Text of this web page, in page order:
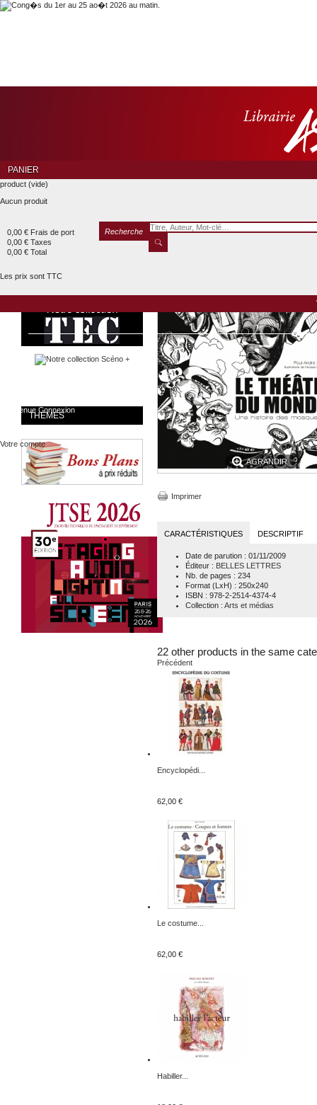
Recherche
PANIER
product (vide)
Aucun produit
0,00 € Frais de port
0,00 € Taxes
0,00 € Total
Les prix sont TTC
Bienvenue Connexion
Votre compte
THÈMES
AGRANDIR
Imprimer
CARACTÉRISTIQUES DESCRIPTIF
Date de parution : 01/11/2009
Éditeur : BELLES LETTRES
Nb. de pages : 234
Format (LxH) : 250x240
ISBN : 978-2-2514-4374-4
Collection : Arts et médias
22 other products in the same
Précédent
Encyclopédi...
62,00 €
Le costume...
62,00 €
Habiller...